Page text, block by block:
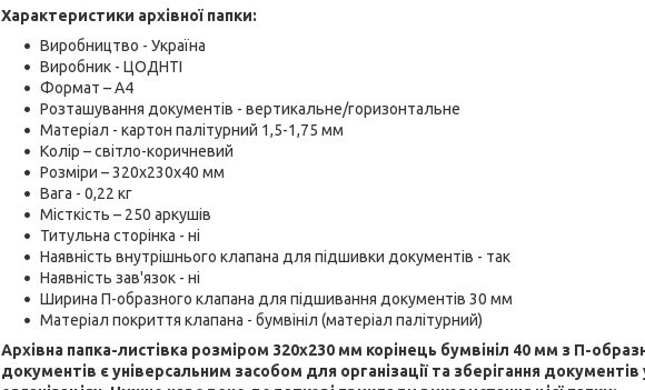
Характеристики архівної папки:
Виробництво - Україна
Виробник - ЦОДНТІ
Формат – А4
Розташування документів - вертикальне/горизонтальне
Матеріал - картон палітурний 1,5-1,75 мм
Колір – світло-коричневий
Розміри – 320x230x40 мм
Вага - 0,22 кг
Місткість – 250 аркушів
Титульна сторінка - ні
Наявність внутрішнього клапана для підшивки документів - так
Наявність зав'язок - ні
Ширина П-образного клапана для підшивання документів 30 мм
Матеріал покриття клапана - бумвініл (матеріал палітурний)
Архівна папка-листівка розміром 320x230 мм корінець бумвініл 40 мм з П-
документів є універсальним засобом для організації та зберігання документів